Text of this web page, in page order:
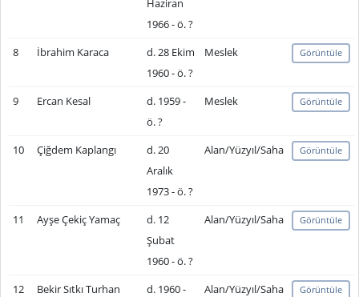
Haziran
1966 - ö. ?
8 İbrahim Karaca
d. 28 Ekim
1960 - ö. ?
Meslek Görüntüle
9 Ercan Kesal
d. 1959 -
ö. ?
Meslek Görüntüle
10 Çiğdem Kaplangı
d. 20
Aralık
1973 - ö. ?
Alan/Yüzyıl/Saha Görüntüle
11 Ayşe Çekiç Yamaç
d. 12
Şubat
1960 - ö. ?
Alan/Yüzyıl/Saha Görüntüle
12 Bekir Sıtkı Turhan
d. 1960 -
Alan/Yüzyıl/Saha Görüntüle